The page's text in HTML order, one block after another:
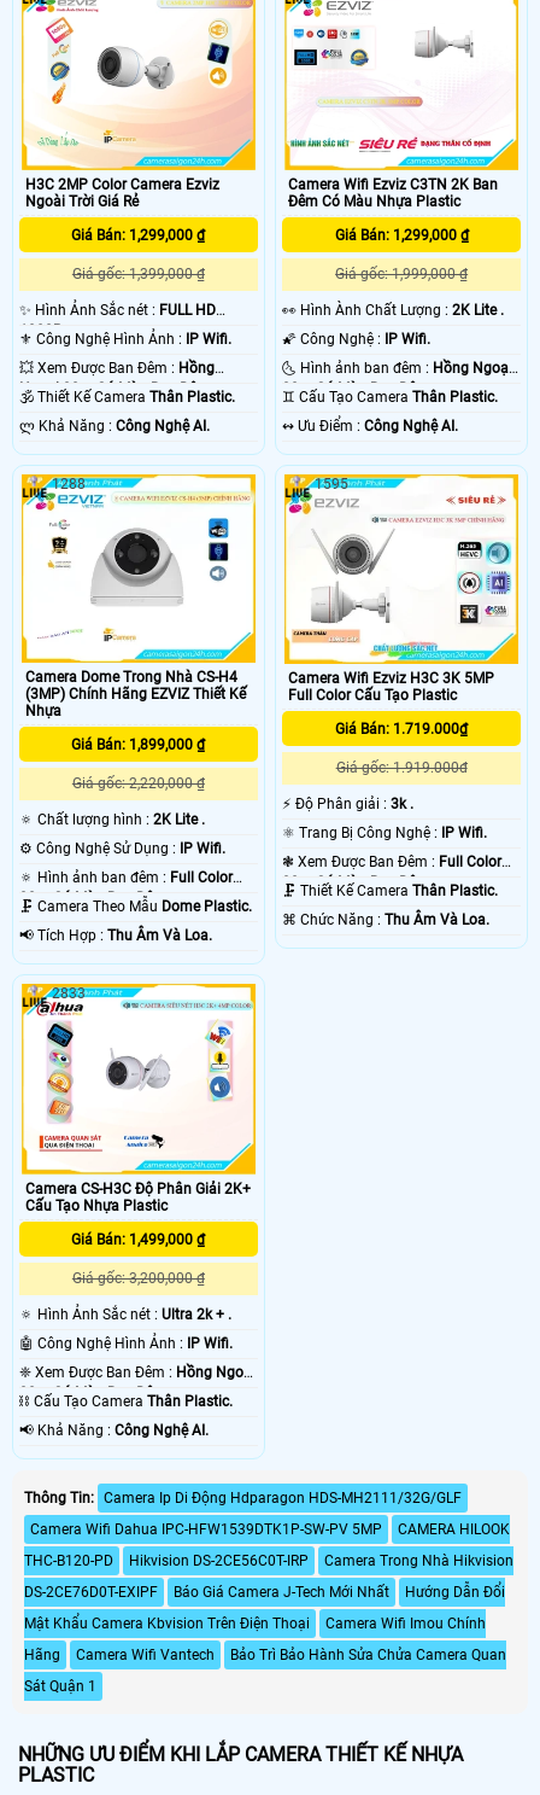
H3C 2MP Color Camera Ezviz
Ngoài Trời Giá Rẻ
Giá Bán: 1,299,000 ₫
Giá gốc: 1,399,000 ₫
✨ Hình Ảnh Sắc nét : FULL HD
1080P .
⚜️ Công Nghệ Hình Ảnh : IP Wifi.
💥 Xem Được Ban Đêm : Hồng
Ngoại 30m Có Màu Ban Ðêm.
🕉️ Thiết Kế Camera Thân Plastic.
️ლ Khả Năng : Công Nghệ AI.
Camera Wifi Ezviz C3TN 2K Ban
Đêm Có Màu Nhựa Plastic
Giá Bán: 1,299,000 ₫
Giá gốc: 1,999,000 ₫
️👀 Hình Ành Chất Lượng :2K Lite .
🌠 Công Nghệ : IP Wifi.
🌜 Hình ảnh ban đêm : Hồng Ngoại
30m Có Màu Ban Ðêm.
♊ Cấu Tạo CameraThân Plastic.
️↭ Ưu Điểm :Công Nghệ AI.
Camera Dome Trong Nhà CS-H4
(3MP) Chính Hãng EZVIZ Thiết Kế
Nhựa
Giá Bán: 1,899,000 ₫
Giá gốc: 2,220,000 ₫
🔅 Chất lượng hình : 2K Lite .
⚙ Công Nghệ Sử Dụng :
IP Wifi.
🔅 Hình ảnh ban đêm : Full Color
30m Có Màu Ban Ðêm.
🗜️ Camera Theo Mẫu Dome Plastic.
️📢 Tích Hợp : Thu Âm Và Loa.
1288
Camera Wifi Ezviz H3C 3K 5MP
Full Color Cấu Tạo Plastic
Giá Bán: 1.719.000₫
Giá gốc: 1.919.000đ
️⚡ Độ Phân giải :3k .
⚛️ Trang Bị Công Nghệ :
IP Wifi.
❃ Xem Được Ban Đêm : Full Color
30m Có Màu Ban Ðêm.
🗜️ Thiết Kế CameraThân Plastic.
️⌘ Chức Năng :Thu Âm Và Loa.
1595
Camera CS-H3C Độ Phân Giải 2K+
Cấu Tạo Nhựa Plastic
Giá Bán: 1,499,000 ₫
Giá gốc: 3,200,000 ₫
🔅 Hình Ảnh Sắc nét : Ultra 2k + .
🤖️ Công Nghệ Hình Ảnh : IP Wifi.
❈ Xem Được Ban Đêm : Hồng Ngoại
30m Có Màu Ban Ðêm.
⛓ Cấu Tạo Camera Thân Plastic.
️📢 Khả Năng : Công Nghệ AI.
2833
Thông Tin: Camera Ip Di Động Hdparagon HDS-MH2111/32G/GLF
Camera Wifi Dahua IPC-HFW1539DTK1P-SW-PV 5MP
CAMERA HILOOK
THC-B120-PD
Hikvision DS-2CE56C0T-IRP
Camera Trong Nhà Hikvision
DS-2CE76D0T-EXIPF
Báo Giá Camera J-Tech Mới Nhất
Hướng Dẫn Đổi
Mật Khẩu Camera Kbvision Trên Điện Thoại
Camera Wifi Imou Chính
Hãng
Camera Wifi Vantech
Bảo Trì Bảo Hành Sửa Chửa Camera Quan
Sát Quận 1
NHỮNG ƯU ĐIỂM KHI LẮP CAMERA THIẾT KẾ NHỰA
PLASTIC